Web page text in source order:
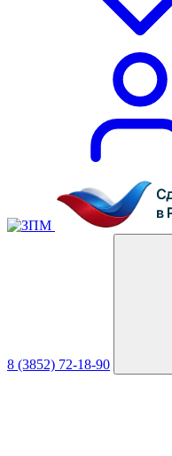
8 (3852) 72-18-90